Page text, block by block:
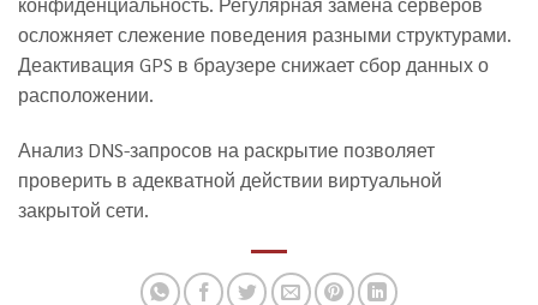
осложняет слежение поведения разными структурами.
Деактивация GPS в браузере снижает сбор данных о
расположении.
Анализ DNS-запросов на раскрытие позволяет
проверить в адекватной действии виртуальной
закрытой сети.